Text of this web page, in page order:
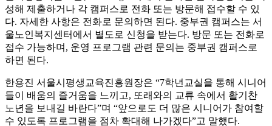
성해 제출하거나 각 캠퍼스로 전화 또는 방문해 접수할 수 있
다. 자세한 사항은 전화로 문의하면 된다. 중부권 캠퍼스는 서
울노인복지센터에서 별도로 신청을 받는다. 방문 또는 전화로
접수 가능하며, 운영 프로그램 관련 문의는 중부권 캠퍼스로
하면 된다.
한용진 서울시평생교육진흥원장은 “7학년교실을 통해 시니어
들이 배움의 즐거움을 느끼고, 또래와의 교류 속에서 활기찬
노년을 보내길 바란다”며 “앞으로도 더 많은 시니어가 참여할
수 있도록 프로그램을 점차 확대해 나가겠다”고 말했다.